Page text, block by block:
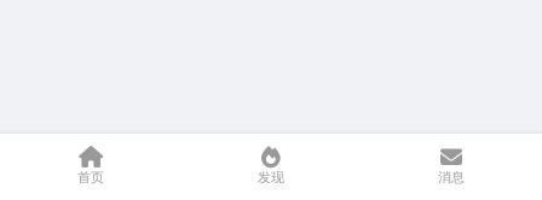
首页 发现 消息